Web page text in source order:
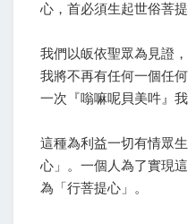
心，首必須生起世俗菩提
我們以皈依聖眾為見證
我將不再有任何一個任
一次『嗡嘛呢貝美吽』
這種為利益一切有情眾
心」。一個人為了實現
為「行菩提心」。